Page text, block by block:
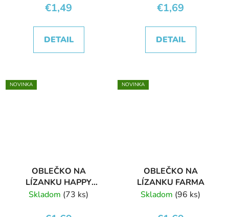
€1,49
DETAIL
€1,69
DETAIL
NOVINKA
OBLEČKO NA
LÍZANKU HAPPY
BIRTHDAY
Skladom (73 ks)
NOVINKA
OBLEČKO NA
LÍZANKU FARMA
Skladom (96 ks)